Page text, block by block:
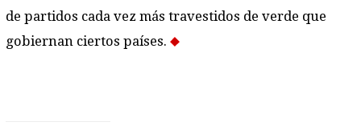
de partidos cada vez más travestidos de verde que
gobiernan ciertos países.